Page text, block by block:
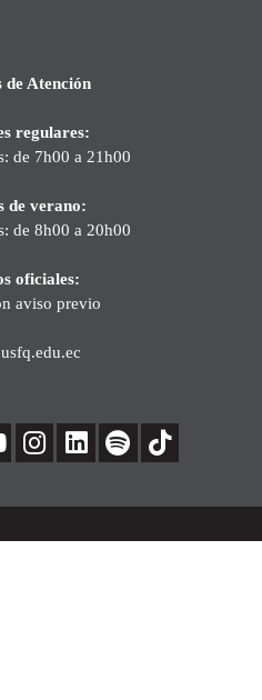
Atención
regulares:
de 7h00 a 21h00
de verano:
de 8h00 a 20h00
oficiales:
aviso previo